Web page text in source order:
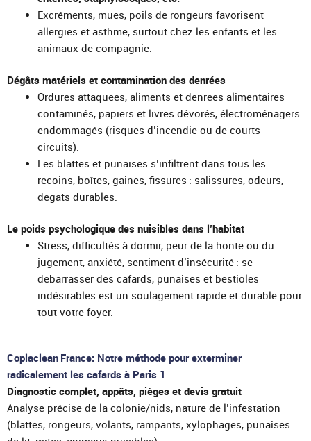
Excréments, mues, poils de rongeurs favorisent
allergies et asthme, surtout chez les enfants et les
animaux de compagnie.
Dégâts matériels et contamination des denrées
Ordures attaquées, aliments et denrées alimentaires
contaminés, papiers et livres dévorés, électroménagers
endommagés (risques d’incendie ou de courts-
circuits).
Les blattes et punaises s’infiltrent dans tous les
recoins, boîtes, gaines, fissures : salissures, odeurs,
dégâts durables.
Le poids psychologique des nuisibles dans l’habitat
Stress, difficultés à dormir, peur de la honte ou du
jugement, anxiété, sentiment d’insécurité : se
débarrasser des cafards, punaises et bestioles
indésirables est un soulagement rapide et durable pour
tout votre foyer.
Coplaclean France: Notre méthode pour exterminer
radicalement les cafards à Paris 1
Diagnostic complet, appâts, pièges et devis gratuit
Analyse précise de la colonie/nids, nature de l’infestation
(blattes, rongeurs, volants, rampants, xylophages, punaises